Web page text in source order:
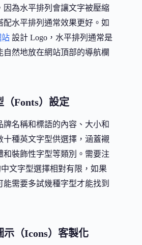
因為水平排列會讓文字被壓縮
水平排列通常效果更好。如
站 設計 Logo，水平排列通常是
然地放在網站頂部的導航欄
（Fonts）設定
牌名稱和標語的內容、大小和
十種英文字型供選擇，涵蓋襯
裝飾性字型等類別。需要注
文字型選擇相對有限，如果
需要多試幾種字型才能找到
示（Icons）客製化